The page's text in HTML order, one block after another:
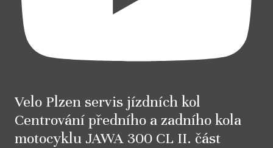
Velo Plzen servis jízdních kol
Centrování předního a zadního kola
motocyklu JAWA 300 CL II. část